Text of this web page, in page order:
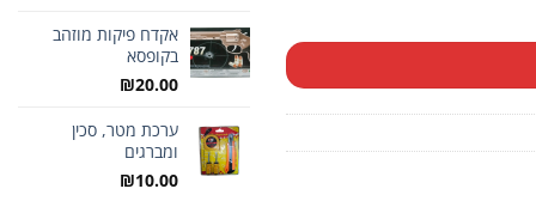
אקדח פיקות מוזהב
בקופסא
₪20.00
ערכת מטר, סכין
ומברגים
₪10.00